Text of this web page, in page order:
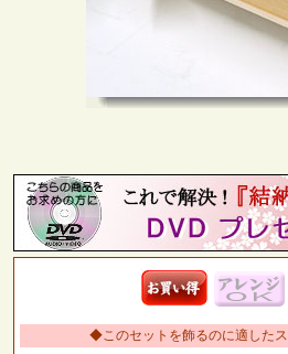
◆このセットを飾るのに適した